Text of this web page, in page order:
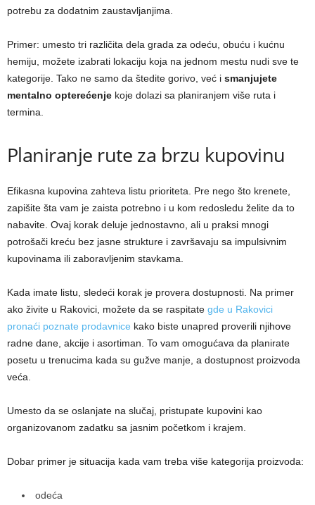
potrebu za dodatnim zaustavljanjima.
Primer: umesto tri različita dela grada za odeću, obuću i kućnu
hemiju, možete izabrati lokaciju koja na jednom mestu nudi sve te
kategorije. Tako ne samo da štedite gorivo, već i smanjujete
mentalno opterećenje koje dolazi sa planiranjem više ruta i
termina.
Planiranje rute za brzu kupovinu
Efikasna kupovina zahteva listu prioriteta. Pre nego što krenete,
zapišite šta vam je zaista potrebno i u kom redosledu želite da to
nabavite. Ovaj korak deluje jednostavno, ali u praksi mnogi
potrošači kreću bez jasne strukture i završavaju sa impulsivnim
kupovinama ili zaboravljenim stavkama.
Kada imate listu, sledeći korak je provera dostupnosti. Na primer
ako živite u Rakovici, možete da se raspitate gde u Rakovici
pronaći poznate prodavnice kako biste unapred proverili njihove
radne dane, akcije i asortiman. To vam omogućava da planirate
posetu u trenucima kada su gužve manje, a dostupnost proizvoda
veća.
Umesto da se oslanjate na slučaj, pristupate kupovini kao
organizovanom zadatku sa jasnim početkom i krajem.
Dobar primer je situacija kada vam treba više kategorija proizvoda:
odeća